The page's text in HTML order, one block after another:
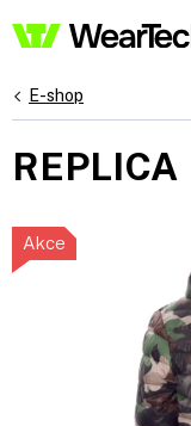
na
E-shop
REPLICA
Akce